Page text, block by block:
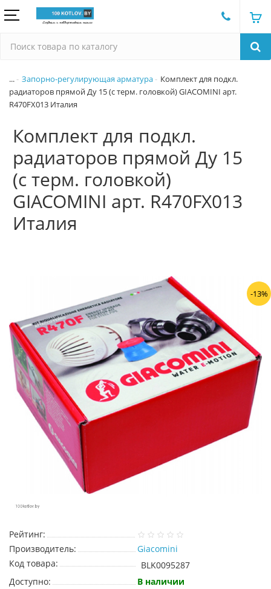
... Запорно-регулирующая арматура
Комплект для подкл.
радиаторов прямой Ду 15 (с терм. головкой) GIACOMINI арт.
R470FX013 Италия
Комплект для подкл.
радиаторов прямой Ду 15
(с терм. головкой)
GIACOMINI арт. R470FX013
Италия
-13%
Рейтинг:
Производитель:
Giacomini
Код товара:
BLK0095287
Доступно:
В наличии